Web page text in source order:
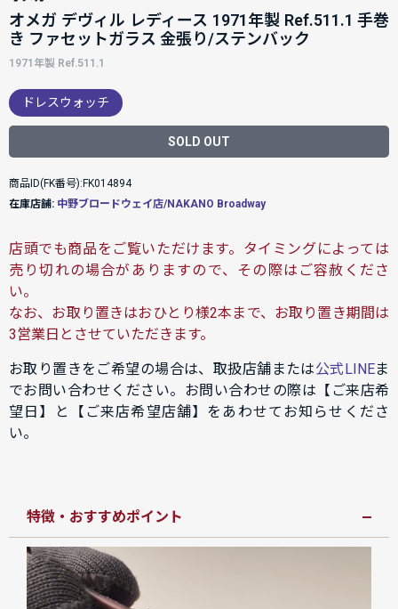
オメガ デヴィル レディース 1971年製 Ref.511.1 手巻
き ファセットガラス 金張り/ステンバック
1971年製 Ref.511.1
ドレスウォッチ
SOLD OUT
商品ID(FK番号):FK014894
在庫店舗: 中野ブロードウェイ店/NAKANO Broadway
店頭でも商品をご覧いただけます。タイミングによっては
売り切れの場合がありますので、その際はご容赦くださ
い。
なお、お取り置きはおひとり様2本まで、お取り置き期間は
3営業日とさせていただきます。
お取り置きをご希望の場合は、取扱店舗または公式LINEま
でお問い合わせください。お問い合わせの際は【ご来店希
望日】と【ご来店希望店舗】をあわせてお知らせくださ
い。
特徴・おすすめポイント